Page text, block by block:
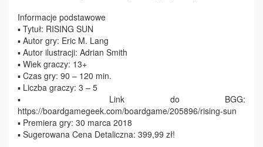
Informacje podstawowe
▪ Tytuł: RISING SUN
▪ Autor gry: Eric M. Lang
▪ Autor ilustracji: Adrian Smith
▪ Wiek graczy: 13+
▪ Czas gry: 90 – 120 min.
▪ Liczba graczy: 3 – 5
▪ Link do BGG:
https://boardgamegeek.com/boardgame/205896/rising-sun
▪ Premiera gry: 30 marca 2018
▪ Sugerowana Cena Detaliczna: 399,99 zł!